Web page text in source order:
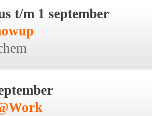
t/m 1 september